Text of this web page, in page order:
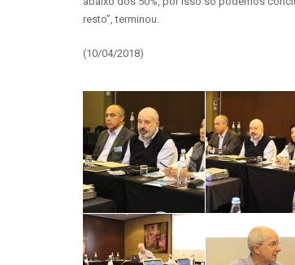
resto”, terminou.
(10/04/2018)